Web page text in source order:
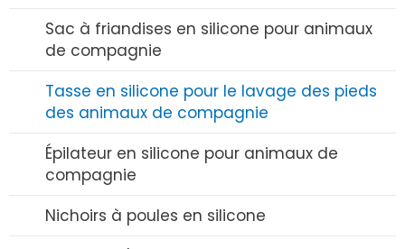
Tire-lait en silicone
Étui en silicone pour sucette
Sac à friandises en silicone pour animaux
de compagnie
Tasse en silicone pour le lavage des pieds
des animaux de compagnie
Épilateur en silicone pour animaux de
compagnie
Nichoirs à poules en silicone